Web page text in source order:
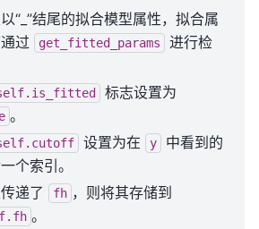
“_”结尾的拟合模型属性，拟合属
过
get_fitted_params
进行检
标志设置为
。
设置为在 y
中看到的
个索引。
递了
fh ，则将其存储到
。